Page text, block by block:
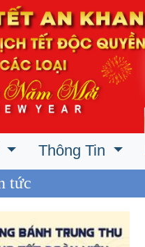
Thông Tin
tức